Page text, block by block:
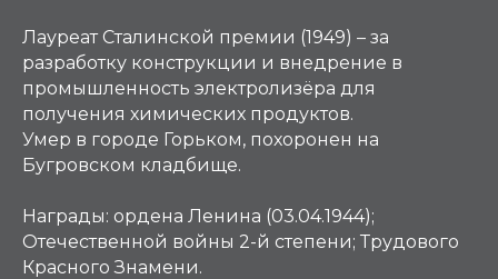
Лауреат Сталинской премии (1949) – за
разработку конструкции и внедрение в
промышленность электролизёра для
получения химических продуктов.
Умер в городе Горьком, похоронен на
Бугровском кладбище.
Награды: ордена Ленина (03.04.1944);
Отечественной войны 2-й степени; Трудового
Красного Знамени.